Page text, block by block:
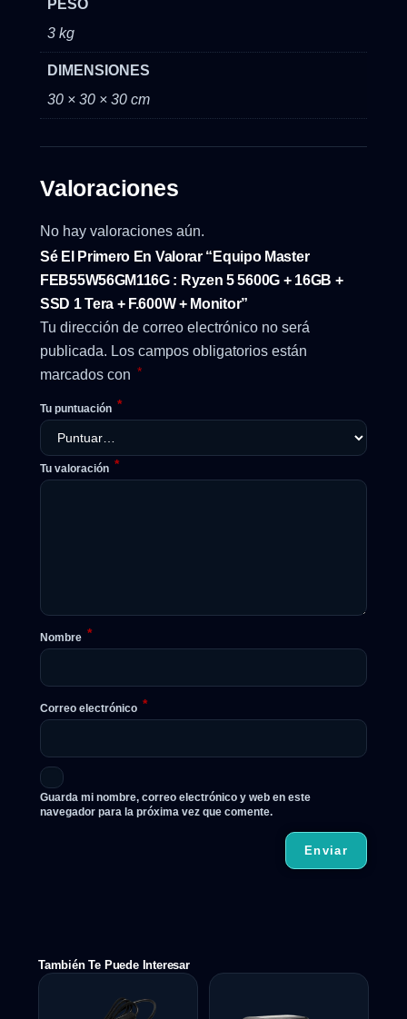
PESO
3 kg
DIMENSIONES
30 × 30 × 30 cm
Valoraciones
No hay valoraciones aún.
Sé El Primero En Valorar “Equipo Master
FEB55W56GM116G : Ryzen 5 5600G + 16GB +
SSD 1 Tera + F.600W + Monitor”
Tu dirección de correo electrónico no será
publicada. Los campos obligatorios están
marcados con *
Tu puntuación *
Tu valoración *
Nombre *
Correo electrónico *
Guarda mi nombre, correo electrónico y web en este
navegador para la próxima vez que comente.
También Te Puede Interesar